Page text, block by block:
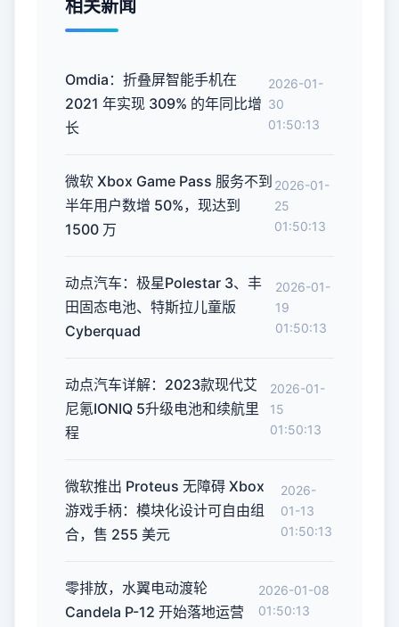
相关新闻
Omdia：折叠屏智能手机在
2021 年实现 309% 的年同比增
长
2026-01-
30
01:50:13
微软 Xbox Game Pass 服务不到
半年用户数增 50%，现达到
1500 万
2026-01-
25
01:50:13
动点汽车：极星Polestar 3、丰
田固态电池、特斯拉儿童版
Cyber​​quad
2026-01-
19
01:50:13
动点汽车详解：2023款现代艾
尼氪IONIQ 5升级电池和续航里
程
2026-01-
15
01:50:13
微软推出 Proteus 无障碍 Xbox
游戏手柄：模块化设计可自由组
合，售 255 美元
2026-
01-13
01:50:13
零排放，水翼电动渡轮
Candela P-12 开始落地运营
2026-01-08
01:50:13